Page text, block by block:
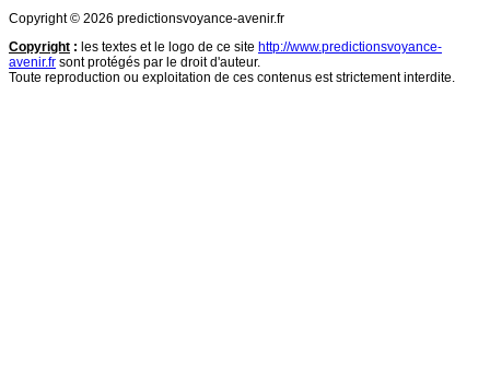
Copyright © 2026 predictionsvoyance-avenir.fr
Copyright : les textes et le logo de ce site http://www.predictionsvoyance-
avenir.fr sont protégés par le droit d'auteur.
Toute reproduction ou exploitation de ces contenus est strictement interdite.